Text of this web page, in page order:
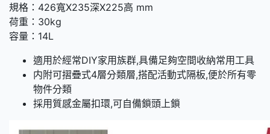
規格：426寬X235深X225高 mm
荷重：30kg
容量：14L
適用於經常DIY家用族群,具備足夠空間收納常用工具
内附可摺疊式4層分類層,搭配活動式隔板,便於所有零
物件分類
採用質感金屬扣環,可自備鎖頭上鎖